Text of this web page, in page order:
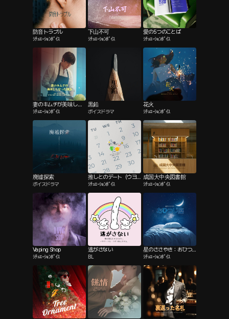
防音トラブル
ｼﾁｭｴｰｼｮﾝﾎﾞｲｽ
下山不可
ｼﾁｭｴｰｼｮﾝﾎﾞｲｽ
愛の5つのことば
ｼﾁｭｴｰｼｮﾝﾎﾞｲｽ
妻のキムチが美味しく
なった理由
ｼﾁｭｴｰｼｮﾝﾎﾞｲｽ
黒鉛
ボイスドラマ
花火
ｼﾁｭｴｰｼｮﾝﾎﾞｲｽ
廃墟探索
ボイスドラマ
推しとのデート（ウヨ
ン）
ｼﾁｭｴｰｼｮﾝﾎﾞｲｽ
成国大中央図書館
ｼﾁｭｴｰｼｮﾝﾎﾞｲｽ
Vaping Shop
ｼﾁｭｴｰｼｮﾝﾎﾞｲｽ
逃がさない
BL
星のささやき：おひつ
じ座
ｼﾁｭｴｰｼｮﾝﾎﾞｲｽ